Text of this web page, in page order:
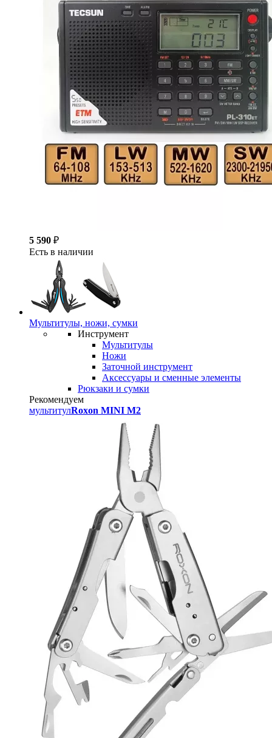
5 590 ₽
Есть в наличии
Мультитулы, ножи, сумки
Инструмент
Мультитулы
Ножи
Заточной инструмент
Аксессуары и сменные элементы
Рюкзаки и сумки
Рекомендуем
мультитулRoxon MINI M2